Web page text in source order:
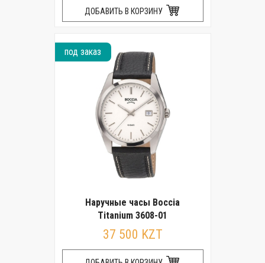
ДОБАВИТЬ В КОРЗИНУ
под заказ
Наручные часы Boccia
Titanium 3608-01
37 500 KZT